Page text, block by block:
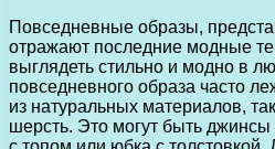
Повседневные образы,
отражают последние модные
выглядеть стильно и модно в
повседневного образа часто
из натуральных материалов,
шерсть. Это могут быть